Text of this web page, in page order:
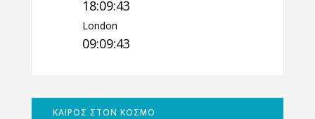
18:09:44
London
09:09:44
ΚΑΙΡΟΣ ΣΤΟΝ ΚΟΣΜΟ